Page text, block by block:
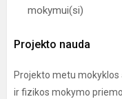
mokymui(si)
Projekto nauda
Projekto metu
ir fizikos mokymo